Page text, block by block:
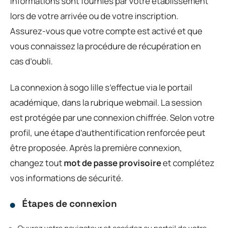
lors de votre arrivée ou de votre inscription.
Assurez-vous que votre compte est activé et que
vous connaissez la procédure de récupération en
cas d’oubli.
La connexion à sogo lille s’effectue via le portail
académique, dans la rubrique webmail. La session
est protégée par une connexion chiffrée. Selon votre
profil, une étape d’authentification renforcée peut
être proposée. Après la première connexion,
changez toutmot de passe provisoireet complétez
vos informations de sécurité.
Étapes de connexion